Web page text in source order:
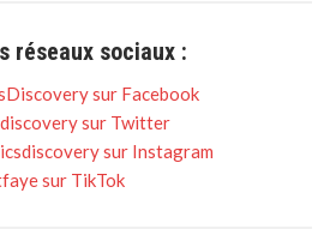
réseaux sociaux :
sur Facebook
sur Twitter
sur Instagram
sur TikTok